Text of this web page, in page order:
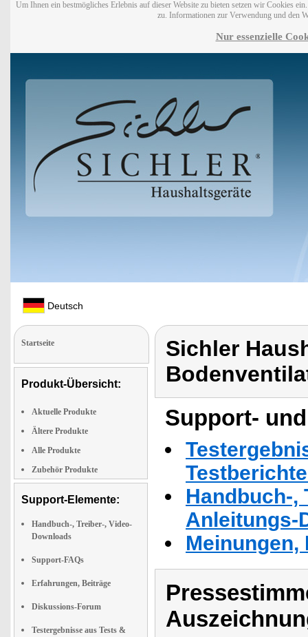
Um Ihnen ein bestmögliches Erlebnis auf dieser Website zu bieten setzen wir Cookies
zu. Informationen zur Verwendung und den
Nur essenzielle
Deutsch
Startseite
Produkt-Übersicht:
Aktuelle Produkte
Ältere Produkte
Alle Produkte
Zubehör Produkte
Support-Elemente:
Handbuch-, Treiber-, Video-
Downloads
Support-FAQs
Erfahrungen, Beiträge
Diskussions-Forum
Testergebnisse aus Tests &
Sichler
Support-
Handbuch-,
Anleitungs-